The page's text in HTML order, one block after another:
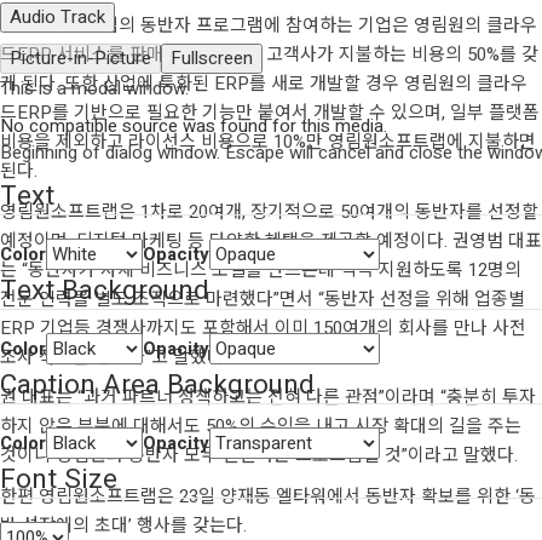
Audio Track
Picture-in-Picture
Fullscreen
This is a modal window.
No compatible source was found for this media.
Beginning of dialog window. Escape will cancel and close the
Text
Color Opacity
Text Background
Color Opacity
Caption Area Background
Color Opacity
Font Size
영림원소프트랩의 동반자 프로그램에 참여하는 기업은 영림원의 클라우
드ERP 서비스를 판매할 수 있으며, 고객사가 지불하는 비용의 50%를 갖
게 된다. 또한 산업에 특화된 ERP를 새로 개발할 경우 영림원의 클라우
드ERP를 기반으로 필요한 기능만 붙여서 개발할 수 있으며, 일부 플랫폼
비용을 제외하고 라이선스 비용으로 10%만 영림원소프트랩에 지불하면
된다.
영림원소프트랩은 1차로 20여개, 장기적으로 50여개의 동반자를 선정할
예정이며, 디지털 마케팅 등 다양한 혜택을 제공할 예정이다. 권영범 대표
는 “동반자가 자체 비즈니스 모델을 만드는데 적극 지원하도록 12명의
전문 인력을 별도 조직으로 마련했다”면서 “동반자 선정을 위해 업종별
ERP 기업등 경쟁사까지도 포함해서 이미 150여개의 회사를 만나 사전
조사 작업을 벌였다”고 말했다.
권 대표는 “과거 파트너 정책하고는 전혀 다른 관점”이라며 “충분히 투자
하지 않은 부분에 대해서도 50%의 수익을 내고 시장 확대의 길을 주는
것이니 영림원과 동반자 모두 윈윈하는 프로그램일 것”이라고 말했다.
한편 영림원소프트랩은 23일 양재동 엘타워에서 동반자 확보를 위한 ‘동
반 성장에의 초대’ 행사를 갖는다.